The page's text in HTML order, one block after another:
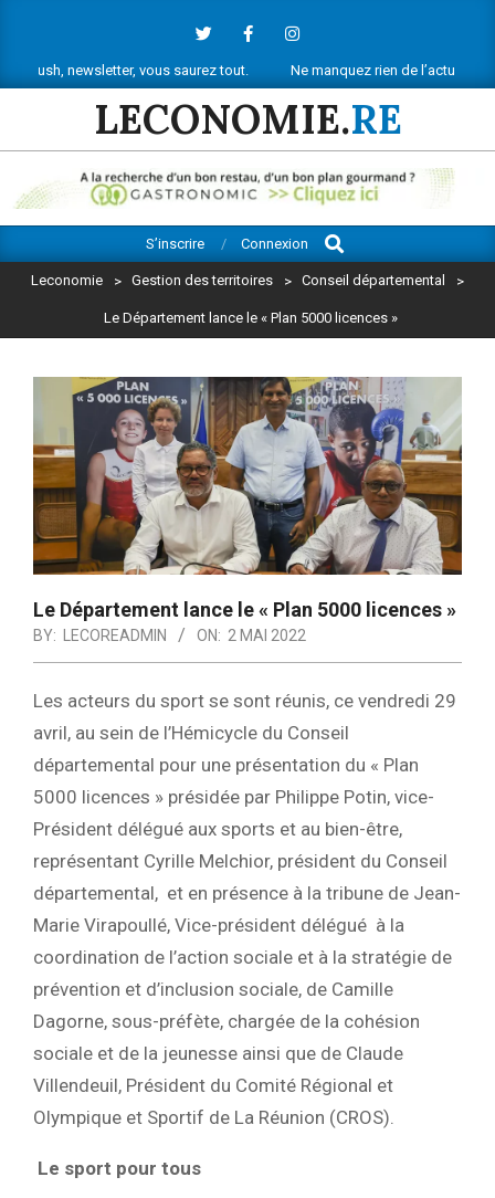
contentvous saurez tout. Ne manquez rien de l’actu économique
LECONOMIE.RE
Navigation
S’inscrire Connexion
Search
Leconomie > Gestion des territoires > Conseil départemental >
Le Département lance le « Plan 5000 licences »
Le Département lance le « Plan 5000 licences »
BY: LECOREADMIN ON: 2 MAI 2022
Les acteurs du sport se sont réunis, ce vendredi 29
avril, au sein de l’Hémicycle du Conseil
départemental pour une présentation du « Plan
5000 licences » présidée par Philippe Potin, vice-
Président délégué aux sports et au bien-être,
représentant Cyrille Melchior, président du Conseil
départemental, et en présence à la tribune de Jean-
Marie Virapoullé, Vice-président délégué à la
coordination de l’action sociale et à la stratégie de
prévention et d’inclusion sociale, de Camille
Dagorne, sous-préfète, chargée de la cohésion
sociale et de la jeunesse ainsi que de Claude
Villendeuil, Président du Comité Régional et
Olympique et Sportif de La Réunion (CROS).
Le sport pour tous